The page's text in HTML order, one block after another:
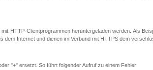
HTTP-Clientprogrammen heruntergeladen werden. Als
Internet und dienen im Verbund mit HTTPS dem
"+" ersetzt. So führt folgender Aufruf zu einem Fehler